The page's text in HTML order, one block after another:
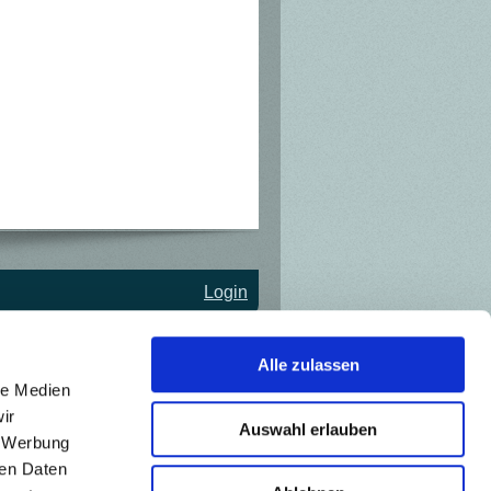
Medien
Daten
Alle zulassen
Auswahl erlauben
Login